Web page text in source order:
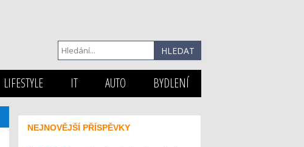
LIFESTYLE IT AUTO BYDLENÍ
NEJNOVĚJŠÍ PŘÍSPĚVKY